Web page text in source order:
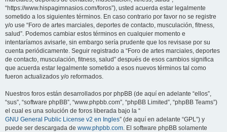
“https://www.hispagimnasios.com/foros”), usted acuerda estar legalmente
sometido a los siguientes términos. En caso contrario por favor no se registre
y/o use “Foro de artes marciales, deportes de contacto, musculación, fitness,
salud”. Podemos cambiar estos términos en cualquier momento e
intentaríamos avisarle, sin embargo sería prudente que los revisase por su
cuenta periódicamente. Seguir registrado a “Foro de artes marciales, deportes
de contacto, musculación, fitness, salud” después de esos cambios significa
que acuerda estar legalmente sometido a esos nuevos términos tal como
fueron actualizados y/o reformados.
Nuestros foros están desarrollados por phpBB (de aquí en adelante “ellos”,
“sus”, “software phpBB”, “www.phpbb.com”, “phpBB Limited”, “phpBB Teams”)
el cual es una solución de foros liberada bajo la “
GNU General Public License v2 en Ingles” (de aquí en adelante “GPL”) y
puede ser descargada de www.phpbb.com. El software phpBB solamente